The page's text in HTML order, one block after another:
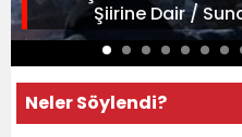
Şiirine Dair /
Neler Söylendi?